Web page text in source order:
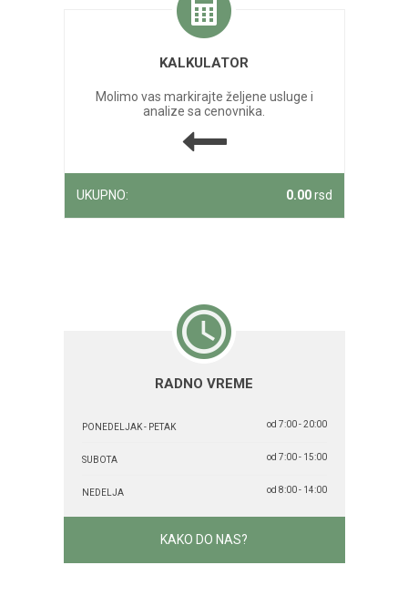
KALKULATOR
Molimo vas markirajte željene usluge i
analize sa cenovnika.
UKUPNO: 0.00rsd
RADNO VREME
PONEDELJAK - PETAK od 7:00 - 20:00
SUBOTA od 7:00 - 15:00
NEDELJA od 8:00 - 14:00
KAKO DO NAS?